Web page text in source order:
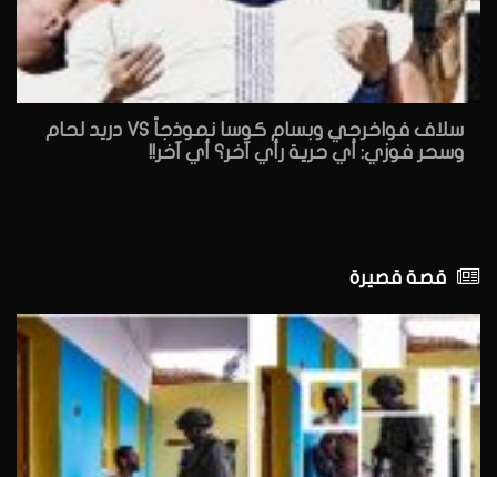
سلاف فواخرجي وبسام كوسا نموذجاً VS دريد لحام
وسحر فوزي: أي حرية رأي آخر؟ أي آخر!!
قصة قصيرة